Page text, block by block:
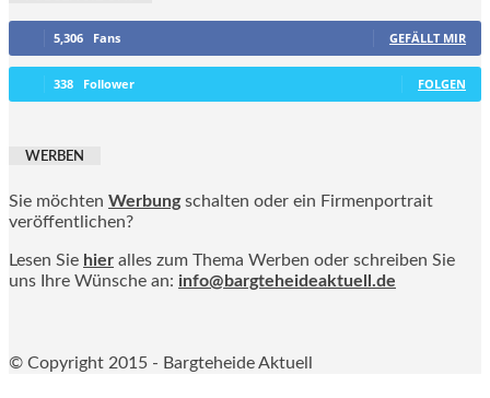
5,306 Fans GEFÄLLT MIR
338 Follower FOLGEN
WERBEN
Sie möchten Werbung schalten oder ein Firmenportrait
veröffentlichen?
Lesen Sie hier alles zum Thema Werben oder schreiben Sie
uns Ihre Wünsche an: info@bargteheideaktuell.de
© Copyright 2015 - Bargteheide Aktuell